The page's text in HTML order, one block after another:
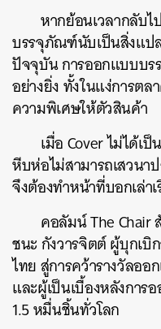
หากย้อนเวลากลับ
บรรจุภัณฑ์นับเป็นสิ่งแป
ปัจจุบัน การออกแบบบ
อย่างยิ่ง ทั้งในแง่การตล
ความพิเศษให้ตัวสินค้า
เมื่อCover ไม่ได้เ
หีบห่อไม่สามารถเสวนา
จึงต้องทำหน้าที่บอกเล่า
คอลัมน์ The
ชนะ กังวารจิตต์ ผู้บุกเ
ไทย สู่การคว้ารางวัลออ
และผู้เป็นเบื้องหลังกา
1.5 หมื่นชิ้นทั่วโลก